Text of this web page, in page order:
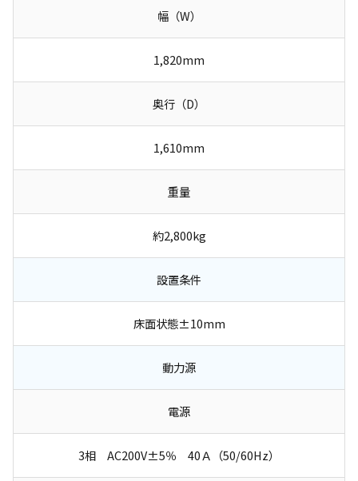
幅（W）
1,820mm
奥行（D）
1,610mm
重量
約2,800kg
設置条件
床面状態±10mm
動力源
電源
3相 AC200V±5％ 40Ａ（50/60Hz）